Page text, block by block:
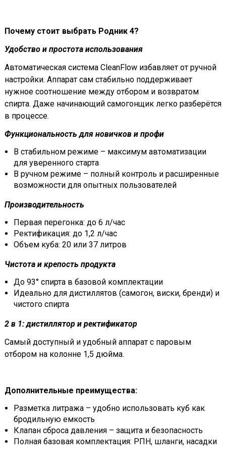
Почему стоит выбрать Родник 4?
Удобство и простота использования
Автоматическая система CleanFlow избавляет от ручной
настройки. Аппарат сам стабильно поддерживает
нужное соотношение между отбором и возвратом
спирта. Даже начинающий самогонщик легко разберётся
в процессе.
Функциональность для новичков и профи
В стабильном режиме – максимум автоматизации
для уверенного старта
В ручном режиме – полный контроль и расширенные
возможности для опытных пользователей
Производительность
Первая перегонка: до 6 л/час
Ректификация: до 1,2 л/час
Объем куба: 20 или 37 литров
Чистота и крепость продукта
До 93° спирта в базовой комплектации
Идеально для дистиллятов (самогон, виски, бренди) и
чистого спирта
2 в 1: дистиллятор и ректификатор
Самый доступный и удобный аппарат с паровым
отбором на колонне 1,5 дюйма.
Дополнительные преимущества:
Разметка литража – удобно использовать куб как
бродильную емкость
Клапан сброса давления – защита и безопасность
Полная базовая комплектация: РПН, шланги, насадки